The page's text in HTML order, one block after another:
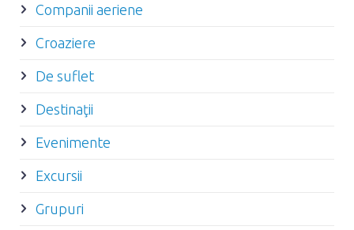
Companii aeriene
Croaziere
De suflet
Destinaţii
Evenimente
Excursii
Grupuri